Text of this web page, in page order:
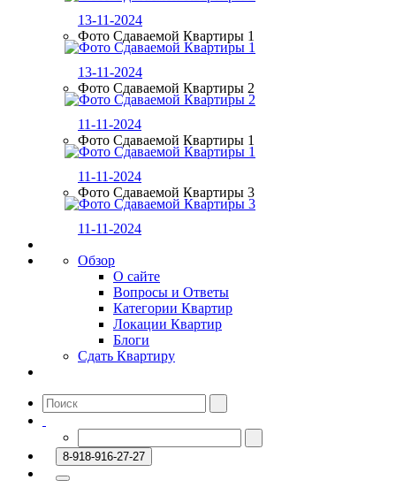
13-11-2024
Фото Сдаваемой Квартиры 1
13-11-2024
Фото Сдаваемой Квартиры 2
11-11-2024
Фото Сдаваемой Квартиры 1
11-11-2024
Фото Сдаваемой Квартиры 3
11-11-2024
Обзор
О сайте
Вопросы и Ответы
Категории Квартир
Локации Квартир
Блоги
Сдать Квартиру
8-918-916-27-27